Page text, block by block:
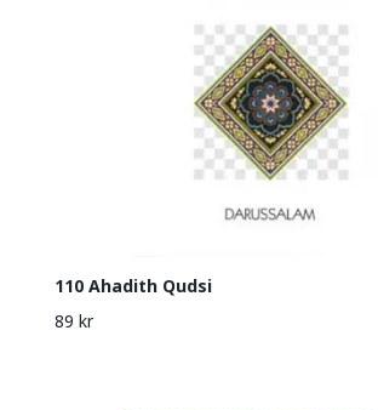
110 Ahadith Qudsi
89 kr